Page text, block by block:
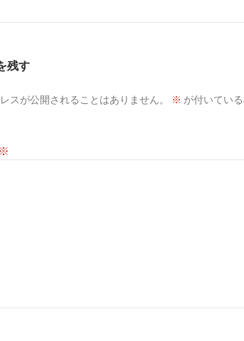
残す
スが公開されることはありません。 ※ が付いてい
※